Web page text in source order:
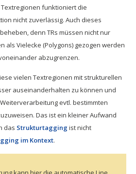
funktioniert die
nicht zuverlässig. Auch dieses
denn TRs müssen nicht nur
als Vielecke (Polygons) gezogen werden
abzugrenzen.
vielen Textregionen mit strukturellen
auseinanderhalten zu können und
evtl. bestimmten
Das ist ein kleiner Aufwand
das Strukturtagging ist nicht
im Kontext.